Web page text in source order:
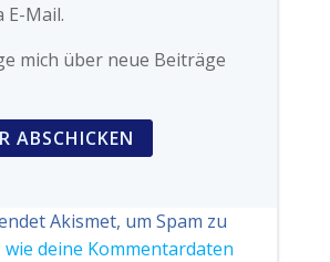
E-Mail.
mich über neue Beiträge
Akismet, um Spam zu
wie deine Kommentardaten